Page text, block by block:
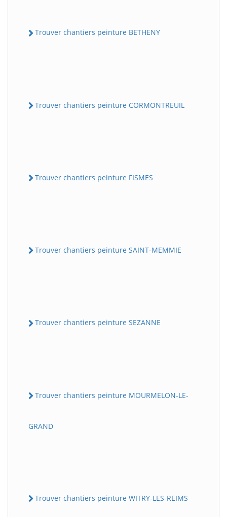
Trouver chantiers peinture BETHENY
Trouver chantiers peinture CORMONTREUIL
Trouver chantiers peinture FISMES
Trouver chantiers peinture SAINT-MEMMIE
Trouver chantiers peinture SEZANNE
Trouver chantiers peinture MOURMELON-LE-
GRAND
Trouver chantiers peinture WITRY-LES-REIMS